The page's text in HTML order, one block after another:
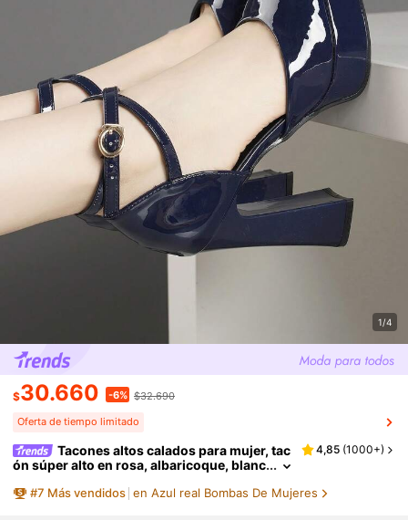
1/4
$30.660 -6% $32.690
Oferta de tiempo limitado
Tacones altos calados para mujer, tac
ón súper alto en rosa, albaricoque, blanc
de moda
4,85 (1000+)
#7 Más vendidos en Azul real Bombas De Mujeres